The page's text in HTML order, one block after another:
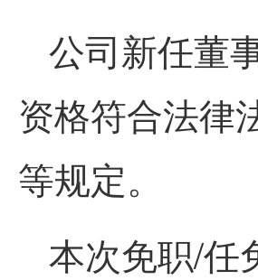
公司新任董
资格符合法律
等规定。
本次免职/任